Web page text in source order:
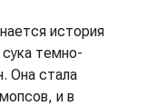
история
темно-
Она стала
и в